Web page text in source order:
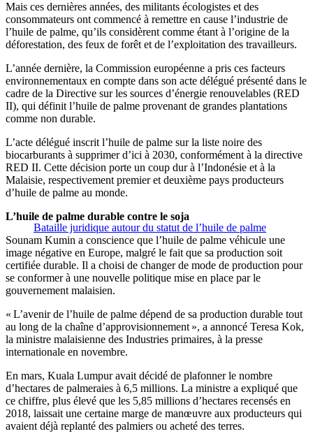
Mais ces dernières années, des militants écologistes et des
consommateurs ont commencé à remettre en cause l’industrie de
l’huile de palme, qu’ils considèrent comme étant à l’origine de la
déforestation, des feux de forêt et de l’exploitation des travailleurs.
L’année dernière, la Commission européenne a pris ces facteurs
environnementaux en compte dans son acte délégué présenté dans le
cadre de la Directive sur les sources d’énergie renouvelables (RED
II), qui définit l’huile de palme provenant de grandes plantations
comme non durable.
L’acte délégué inscrit l’huile de palme sur la liste noire des
biocarburants à supprimer d’ici à 2030, conformément à la directive
RED II. Cette décision porte un coup dur à l’Indonésie et à la
Malaisie, respectivement premier et deuxième pays producteurs
d’huile de palme au monde.
Bataille juridique autour du statut de l’huile de palme
L’huile de palme durable contre le soja
Sounam Kumin a conscience que l’huile de palme véhicule une
image négative en Europe, malgré le fait que sa production soit
certifiée durable. Il a choisi de changer de mode de production pour
se conformer à une nouvelle politique mise en place par le
gouvernement malaisien.
« L’avenir de l’huile de palme dépend de sa production durable tout
au long de la chaîne d’approvisionnement », a annoncé Teresa Kok,
la ministre malaisienne des Industries primaires, à la presse
internationale en novembre.
En mars, Kuala Lumpur avait décidé de plafonner le nombre
d’hectares de palmeraies à 6,5 millions. La ministre a expliqué que
ce chiffre, plus élevé que les 5,85 millions d’hectares recensés en
2018, laissait une certaine marge de manœuvre aux producteurs qui
avaient déjà replanté des palmiers ou acheté des terres.